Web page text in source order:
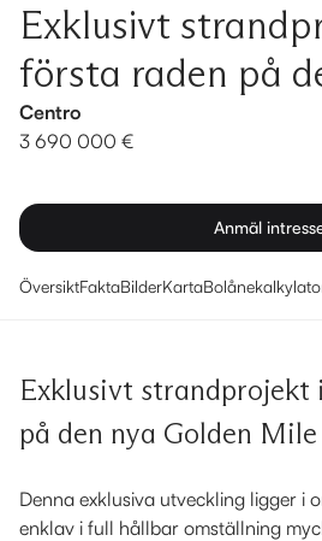
Exklusivt
första raden på
Centro
3 690 000 €
Anmäl
ÖversiktFaktaBilderKarta
Exklusivt strandprojekt
på den nya Golden
Denna exklusiva utveckling ligger i
enklav i full hållbar omställning